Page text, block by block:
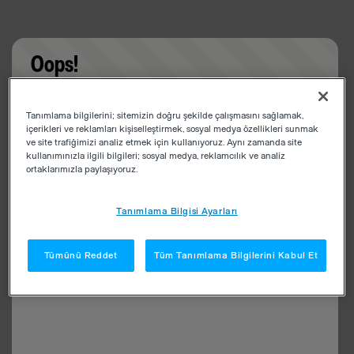
Oops!
app
Tanımlama bilgilerini; sitemizin doğru şekilde çalışmasını sağlamak,
içerikleri ve reklamları kişiselleştirmek, sosyal medya özellikleri sunmak
ve site trafiğimizi analiz etmek için kullanıyoruz. Aynı zamanda site
kullanımınızla ilgili bilgileri; sosyal medya, reklamcılık ve analiz
ortaklarımızla paylaşıyoruz.
Tanımlama Bilgisi Ayarları
Tümünü Reddet Tüm Tanımlama Bilgilerini Kabul Et